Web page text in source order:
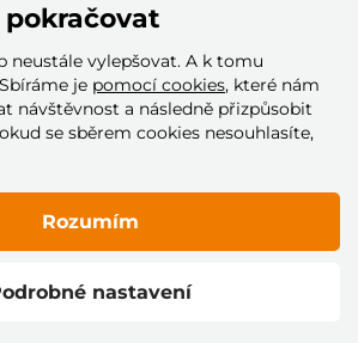
tyto platební karty
Helia Trade s.r.o.
neustále vylepšovat. A k tomu
je pomocí cookies, které nám
návštěvnost a následně přizpůsobit
se sběrem cookies nesouhlasíte,
nastavení
Rozumím